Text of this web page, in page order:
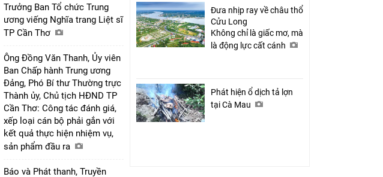
Trưởng Ban Tổ chức Trung
ương viếng Nghĩa trang Liệt sĩ
TP Cần Thơ
Ông Đồng Văn Thanh, Ủy viên
Ban Chấp hành Trung ương
Đảng, Phó Bí thư Thường trực
Thành ủy, Chủ tịch HĐND TP
Cần Thơ: Công tác đánh giá,
xếp loại cán bộ phải gắn với
kết quả thực hiện nhiệm vụ,
sản phẩm đầu ra
Báo và Phát thanh, Truyền
Đưa nhịp ray về châu thổ
Cửu Long
Không chỉ là giấc mơ, mà
là động lực cất cánh
Phát hiện ổ dịch tả lợn
tại Cà Mau